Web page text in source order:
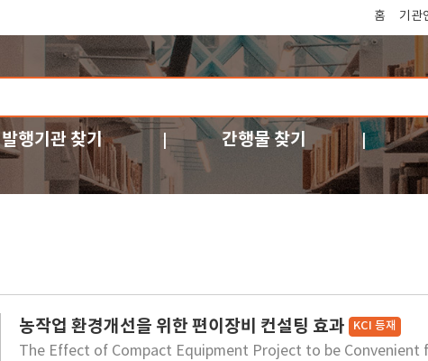
홈 기관
발행기관 찾기 간행물 찾기
농작업 환경개선을 위한 편이장비 컨설팅 효과 KCI 등재
The Effect of Compact Equipment Project to be Convenient